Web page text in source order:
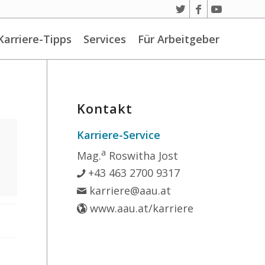
Tipps Services Für Arbeitgeber
Kontakt
Karriere-Service
Mag.a Roswitha Jost
+43 463 2700 9317
karriere@aau.at
www.aau.at/karriere